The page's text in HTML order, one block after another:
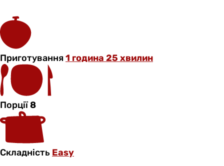
Приготування1 година 25 хвилин
Порції8
Складність Easy